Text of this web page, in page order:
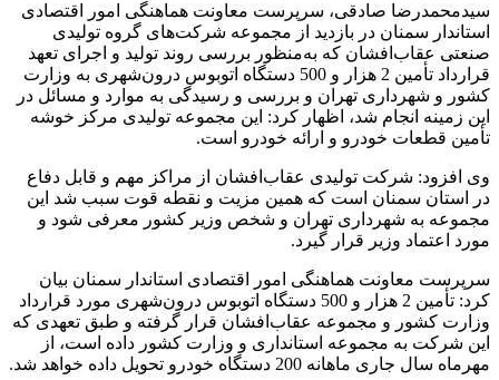
سیدمحمدرضا صادقی، سرپرست معاونت هماهنگی امور اقتصادی
استاندار سمنان در بازدید از مجموعه شرکت‌های گروه تولیدی
صنعتی عقاب‌افشان که به‌منظور بررسی روند تولید و اجرای تعهد
قرارداد تأمین 2 هزار و 500 دستگاه اتوبوس درون‌شهری به وزارت
کشور و شهرداری تهران و بررسی و رسیدگی به موارد و مسائل در
این زمینه انجام شد، اظهار کرد: این مجموعه تولیدی مرکز خوشه
تأمین قطعات خودرو و ارائه خودرو است.
وی افزود: شرکت تولیدی عقاب‌افشان از مراکز مهم و قابل دفاع
در استان سمنان است که همین مزیت و نقطه قوت سبب شد این
مجموعه به شهرداری تهران و شخص وزیر کشور معرفی شود و
مورد اعتماد وزیر قرار گیرد.
سرپرست معاونت هماهنگی امور اقتصادی استاندار سمنان بیان
کرد: تأمین 2 هزار و 500 دستگاه اتوبوس درون‌شهری مورد قرارداد
وزارت کشور و مجموعه عقاب‌افشان قرار گرفته و طبق تعهدی که
این شرکت به مجموعه استانداری و وزارت کشور داده است، از
مهرماه سال جاری ماهانه 200 دستگاه خودرو تحویل داده خواهد شد.